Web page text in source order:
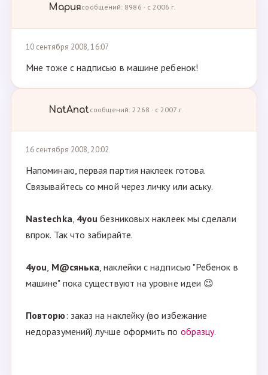
Мариясообщений: 8986 · с 2006 г.
10 сентября 2008, 16:07
Мне тоже с надписью в машине ребенок!
NatAnat сообщений: 2268 · с 2007 г.
16 сентября 2008, 20:02
Напоминаю, первая партия наклеек готова.
Связывайтесь со мной через личку или аську.
Nastechka, 4you безниковых наклеек мы сделали
впрок. Так что забирайте.
4you, М@сянька, наклейки с надписью "Ребенок в
машине" пока существуют на уровне идеи 😉
Повторю: заказ на наклейку (во избежание
недоразумений) лучше оформить по образцу.